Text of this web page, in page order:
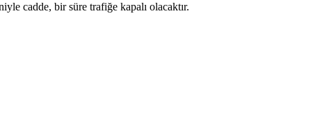
cadde, bir süre trafiğe kapalı olacaktır.